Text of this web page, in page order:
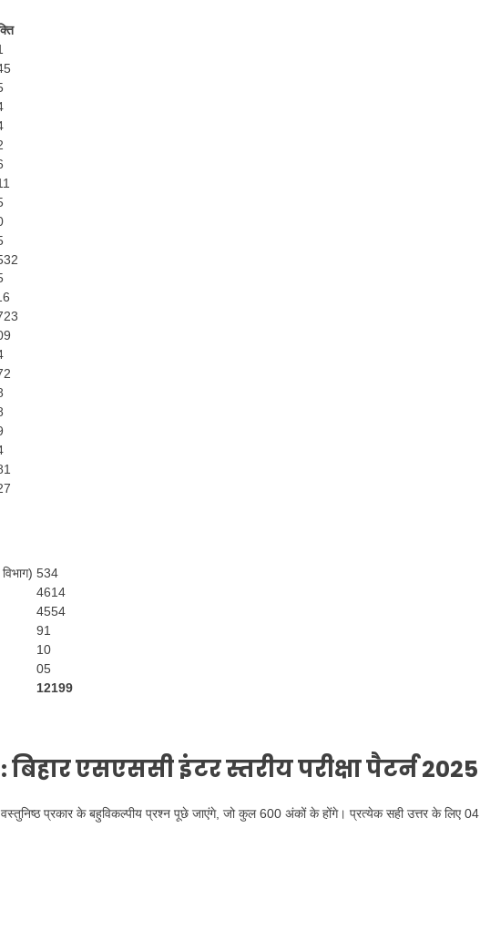
534
4614
4554
91
10
05
12199
एसएससी इंटर स्तरीय परीक्षा पैटर्न 2025
प्रकार के बहुविकल्पीय प्रश्न पूछे जाएंगे, जो कुल 600 अंकों के होंगे। प्रत्येक सही उत्तर के लिए 04